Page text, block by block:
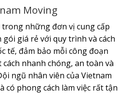
Moving
trong những đơn vị cung cấp
giá rẻ với quy trình và cách
tế, đảm bảo mỗi công đoạn
nhanh chóng, an toàn và
ngũ nhân viên của Vietnam
có phong cách làm việc rất tận